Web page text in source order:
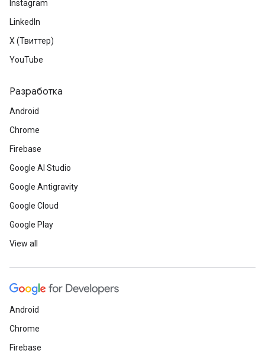
Instagram
LinkedIn
X (Твиттер)
YouTube
Разработка
Android
Chrome
Firebase
Google AI Studio
Google Antigravity
Google Cloud
Google Play
View all
Android
Chrome
Firebase